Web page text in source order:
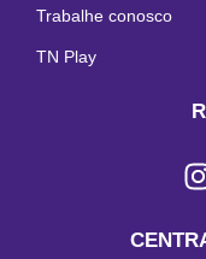
Trabalhe conosco
TN Play